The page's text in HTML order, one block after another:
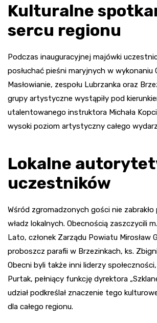
Kulturalne
sercu regionu
Podczas inauguracyjnej majówki
posłuchać pieśni maryjnych w wykonaniu
Masłowianie, zespołu Lubrzanka oraz
grupy artystyczne wystąpiły pod
utalentowanego instruktora Michała
wysoki poziom artystyczny całego
Lokalne
uczestników
Wśród zgromadzonych gości nie
władz lokalnych. Obecnością zaszczycili
Lato, członek Zarządu Powiatu Mirosław
proboszcz parafii w Brzezinkach, ks.
Obecni byli także inni liderzy
Purtak, pełniący funkcję dyrektora
udział podkreślał znaczenie tego
dla całego regionu.